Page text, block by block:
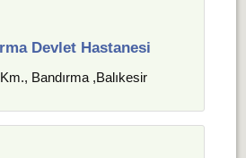
Devlet Hastanesi
Bandırma ,Balıkesir